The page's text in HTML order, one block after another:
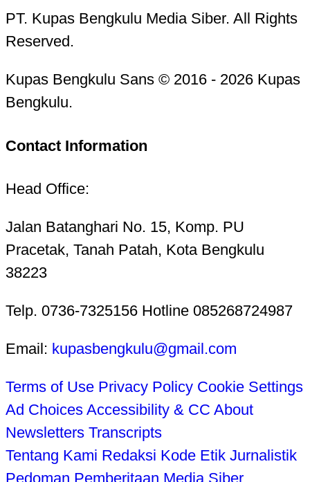
PT. Kupas Bengkulu Media Siber. All Rights
Reserved.
Kupas Bengkulu Sans © 2016 - 2026 Kupas
Bengkulu.
Contact Information
Head Office:
Jalan Batanghari No. 15, Komp. PU
Pracetak, Tanah Patah, Kota Bengkulu
38223
Telp. 0736-7325156 Hotline 085268724987
Email: kupasbengkulu@gmail.com
Terms of Use Privacy Policy Cookie Settings
Ad Choices Accessibility & CC About
Newsletters Transcripts
Tentang Kami Redaksi Kode Etik Jurnalistik
Pedoman Pemberitaan Media Siber